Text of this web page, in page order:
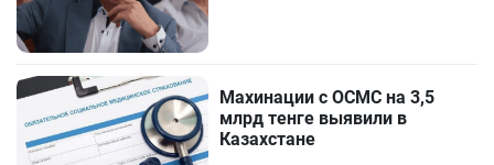
Махинации с ОСМС на 3,5
млрд тенге выявили в
Казахстане